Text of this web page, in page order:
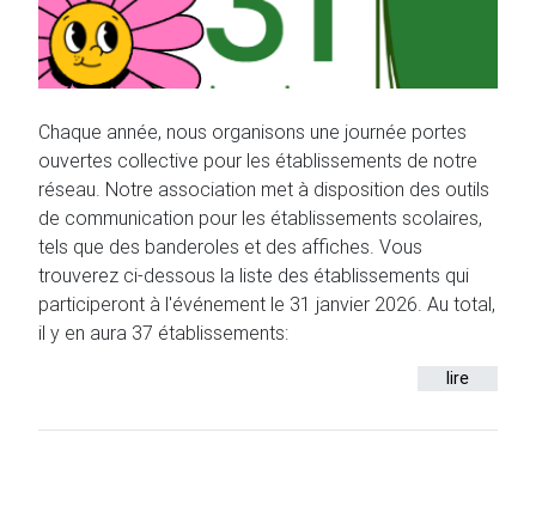
Chaque année, nous organisons une journée portes
ouvertes collective pour les établissements de notre
réseau. Notre association met à disposition des outils
de communication pour les établissements scolaires,
tels que des banderoles et des affiches. Vous
trouverez ci-dessous la liste des établissements qui
participeront à l'événement le 31 janvier 2026. Au total,
il y en aura 37 établissements:
lire